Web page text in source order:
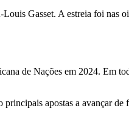
Gasset. A estreia foi nas
de Nações em 2024. Em
apostas a avançar de